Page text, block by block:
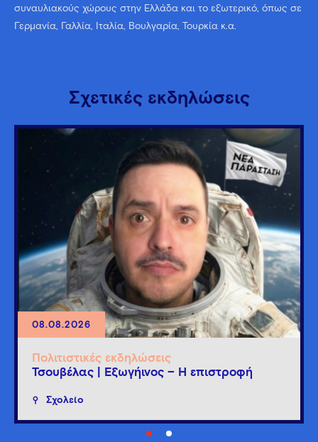
συναυλιακούς χώρους στην Ελλάδα και το εξωτερικό, όπως σε
Γερμανία, Γαλλία, Ιταλία, Βουλγαρία, Τουρκία κ.α.
Σχετικές εκδηλώσεις
08.08.2026
Πολιτιστικές εκδηλώσεις
Τσουβέλας | Εξωγήινος – Η επιστροφή
Σχολείο